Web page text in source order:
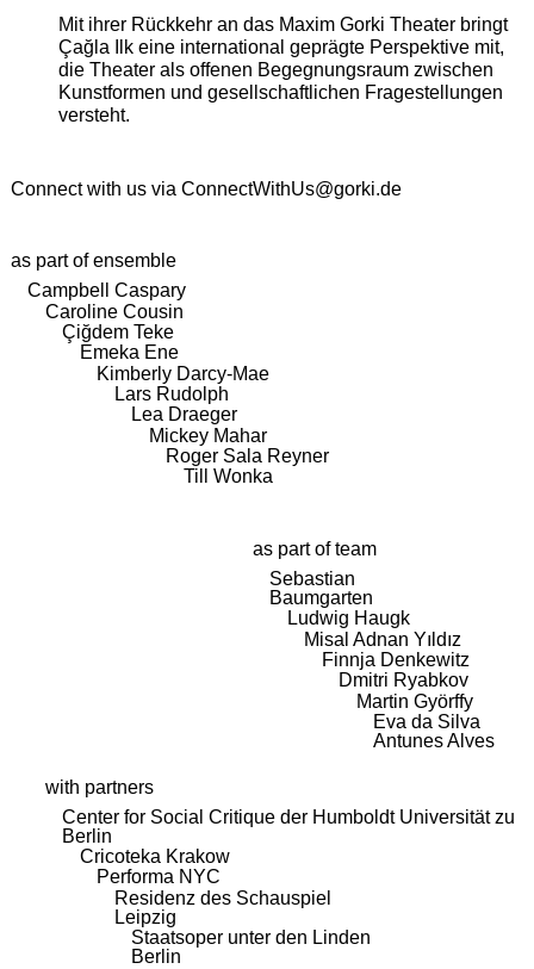
Mit ihrer Rückkehr an das Maxim Gorki Theater bringt
Çağla Ilk eine international geprägte Perspektive mit,
die Theater als offenen Begegnungsraum zwischen
Kunstformen und gesellschaftlichen Fragestellungen
versteht.
Connect with us via ConnectWithUs@gorki.de
as part of ensemble
Campbell Caspary
Caroline Cousin
Çiğdem Teke
Emeka Ene
Kimberly Darcy-Mae
Lars Rudolph
Lea Draeger
Mickey Mahar
Roger Sala Reyner
Till Wonka
as part of team
Sebastian
Baumgarten
Ludwig Haugk
Misal Adnan Yıldız
Finnja Denkewitz
Dmitri Ryabkov
Martin Györffy
Eva da Silva
Antunes Alves
with partners
Center for Social Critique der Humboldt Universität zu
Berlin
Cricoteka Krakow
Performa NYC
Residenz des Schauspiel
Leipzig
Staatsoper unter den Linden
Berlin